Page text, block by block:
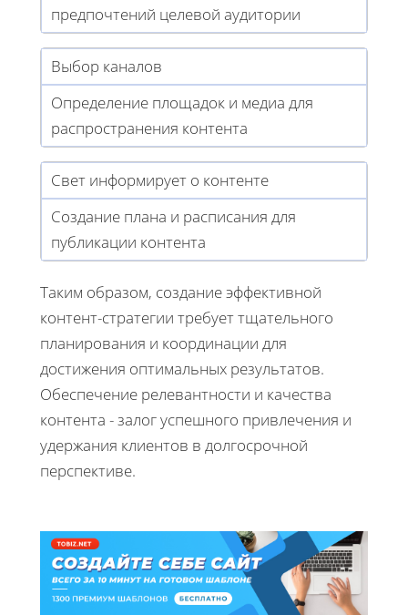
предпочтений целевой аудитории
Выбор каналов
Определение площадок и медиа для
распространения контента
Свет информирует о контенте
Создание плана и расписания для
публикации контента
Таким образом, создание эффективной
контент-стратегии требует тщательного
планирования и координации для
достижения оптимальных результатов.
Обеспечение релевантности и качества
контента - залог успешного привлечения и
удержания клиентов в долгосрочной
перспективе.